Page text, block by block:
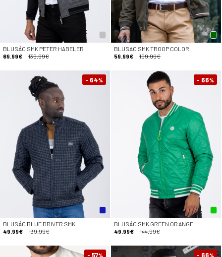
BLUSÃO SMK PETER HABELER
69.99€
139.99€
BLUSAO SMK TROOP COLOR
59.99€
109.99€
- 64%
BLUSÃO BLUE DRIVER SMK
49.99€
139.99€
- 66%
BLUSÃO SMK GREEN ORANGE
49.99€
144.99€
- 57% - 66%